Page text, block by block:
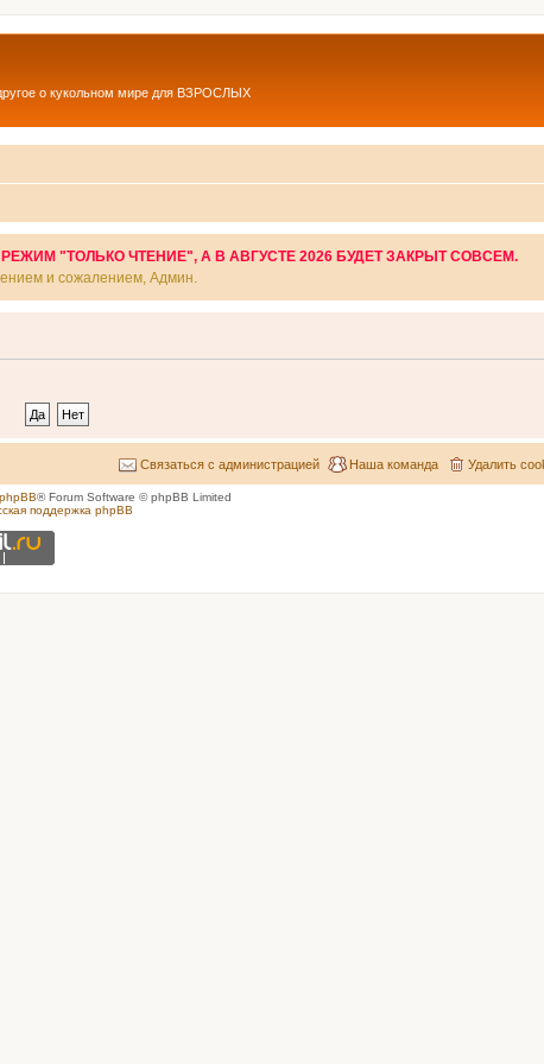
о кукольном мире для ВЗРОСЛЫХ
"ТОЛЬКО ЧТЕНИЕ", А В АВГУСТЕ 2026 БУДЕТ ЗАКРЫТ СОВСЕМ.
и сожалением, Админ.
Удалить
Наша команда
Связаться с администрацией
phpBB® Forum Software © phpBB Limited
поддержка phpBB